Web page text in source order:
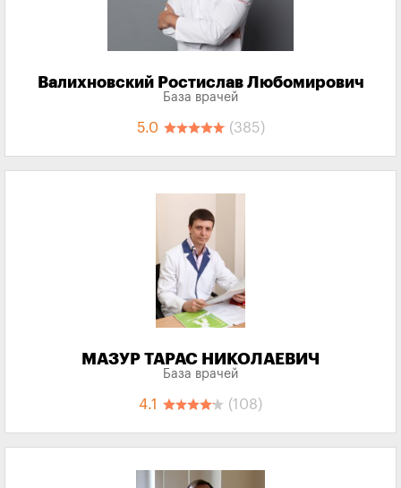
Валихновский Ростислав Любомирович
База врачей
5.0 (385)
МАЗУР ТАРАС НИКОЛАЕВИЧ
База врачей
4.1 (108)